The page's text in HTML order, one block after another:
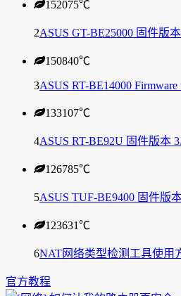
152075℃
2ASUS GT-BE25000 固件版本
150840℃
3ASUS RT-BE14000 Firmware
133107℃
4ASUS RT-BE92U 固件版本
126785℃
5ASUS TUF-BE9400 固件版
123631℃
6NAT网络类型检测工具使用
官方教程